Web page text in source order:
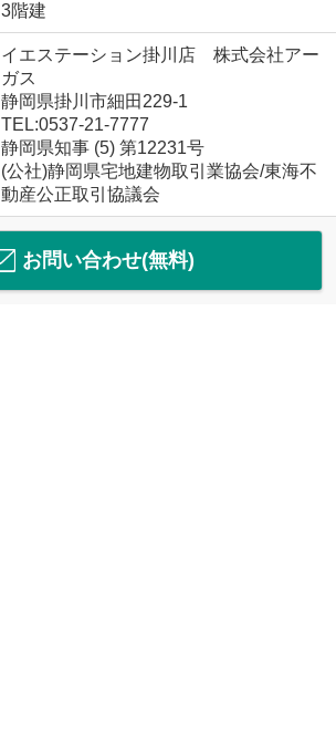
3階建
イエステーション掛川店 株式会社アー
ガス
静岡県掛川市細田229-1
TEL:0537-21-7777
静岡県知事 (5) 第12231号
(公社)静岡県宅地建物取引業協会/東海不
動産公正取引協議会
お問い合わせ(無料)